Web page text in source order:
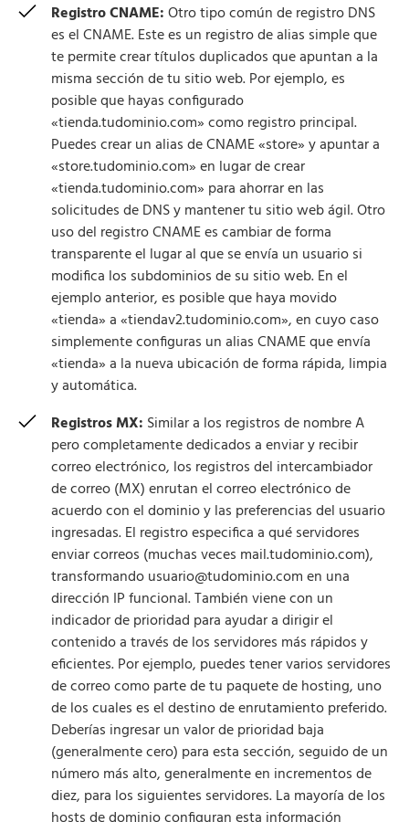
Registro CNAME:Otro tipo común de registro DNS
es el CNAME. Este es un registro de alias simple que
te permite crear títulos duplicados que apuntan a la
misma sección de tu sitio web. Por ejemplo, es
posible que hayas configurado
«tienda.tudominio.com» como registro principal.
Puedes crear un alias de CNAME «store» y apuntar a
«store.tudominio.com» en lugar de crear
«tienda.tudominio.com» para ahorrar en las
solicitudes de DNS y mantener tu sitio web ágil. Otro
uso del registro CNAME es cambiar de forma
transparente el lugar al que se envía un usuario si
modifica los subdominios de su sitio web. En el
ejemplo anterior, es posible que haya movido
«tienda» a «tiendav2.tudominio.com», en cuyo caso
simplemente configuras un alias CNAME que envía
«tienda» a la nueva ubicación de forma rápida, limpia
y automática.
Registros MX: Similar a los registros de nombre A
pero completamente dedicados a enviar y recibir
correo electrónico, los registros del intercambiador
de correo (MX) enrutan el correo electrónico de
acuerdo con el dominio y las preferencias del usuario
ingresadas. El registro especifica a qué servidores
enviar correos (muchas veces mail.tudominio.com),
transformando usuario@tudominio.com en una
dirección IP funcional. También viene con un
indicador de prioridad para ayudar a dirigir el
contenido a través de los servidores más rápidos y
eficientes. Por ejemplo, puedes tener varios servidores
de correo como parte de tu paquete de hosting, uno
de los cuales es el destino de enrutamiento preferido.
Deberías ingresar un valor de prioridad baja
(generalmente cero) para esta sección, seguido de un
número más alto, generalmente en incrementos de
diez, para los siguientes servidores. La mayoría de los